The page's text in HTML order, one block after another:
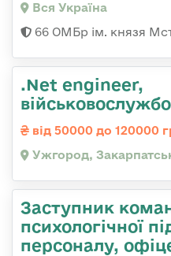
Вся Україна
66 ОМБр ім. князя
.Net engineer,
від 50000 до 120000
Ужгород,
Заступник
психологічної
персоналу,